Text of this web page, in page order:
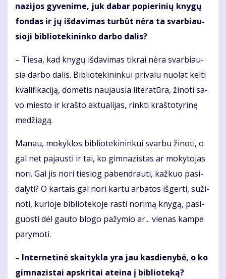
na­zi­jos gy­ve­ni­me, juk da­bar po­pie­ri­nių kny­gų
fon­das ir jų iš­da­vi­mas tur­būt nė­ra ta svar­biau­
sio­ji bib­lio­te­ki­nin­ko dar­bo da­lis?
– Tie­sa, kad kny­gų iš­da­vi­mas tik­rai nė­ra svar­biau­
sia dar­bo da­lis. Bib­lio­te­ki­nin­kui pri­va­lu nuo­lat kel­ti
kva­li­fi­ka­ci­ją, do­mė­tis nau­jau­sia li­te­ra­tū­ra, ži­no­ti sa­
vo mies­to ir kraš­to ak­tu­a­li­jas, rink­ti kraš­to­ty­ri­nę
me­džia­gą.
Ma­nau, mo­kyk­los bib­lio­te­ki­nin­kui svar­bu ži­no­ti, o
gal net pa­jaus­ti ir tai, ko gim­na­zis­tas ar mo­ky­to­jas
no­ri. Gal jis no­ri tie­siog pa­ben­drau­ti, kaž­kuo pa­si­
da­ly­ti? O kar­tais gal no­ri kar­tu ar­ba­tos iš­ger­ti, su­ži­
no­ti, ku­rio­je bib­lio­te­ko­je ras­ti no­ri­mą kny­gą, pa­si­
guos­ti dėl gau­to blo­go pa­žy­mio ar... vie­nas kam­pe
pa­ry­mo­ti.
– In­ter­ne­ti­nė skai­tyk­la yra jau kas­die­ny­bė, o ko
gim­na­zis­tai ap­skri­tai at­ei­na į bib­lio­te­ką?